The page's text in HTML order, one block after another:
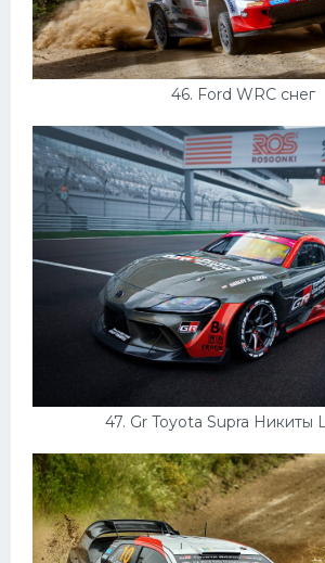
46. Ford WRC снег
47. Gr Toyota Supra Никиты